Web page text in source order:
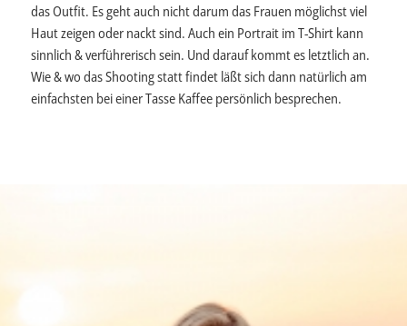
das Outfit. Es geht auch nicht darum das Frauen möglichst viel
Haut zeigen oder nackt sind. Auch ein Portrait im T-Shirt kann
sinnlich & verführerisch sein. Und darauf kommt es letztlich an.
Wie & wo das Shooting statt findet läßt sich dann natürlich am
einfachsten bei einer Tasse Kaffee persönlich besprechen.